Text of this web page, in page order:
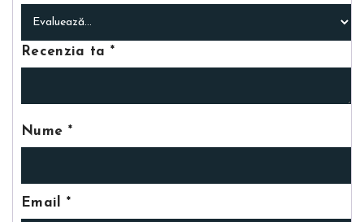
Recenzia ta*
Nume *
Email*